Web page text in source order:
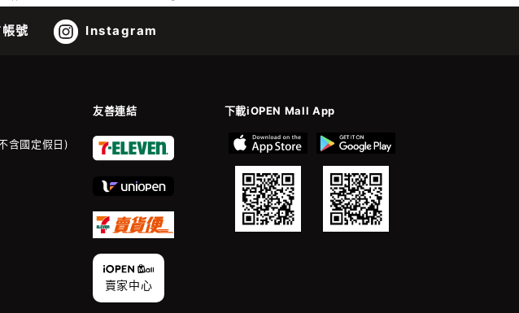
號 Instagram
友善連結 下載iOPEN Mall App
含國定假日)
賣家中心